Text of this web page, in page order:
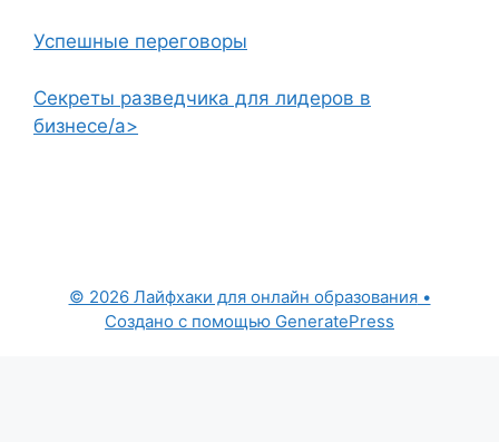
Успешные переговоры
Секреты разведчика для лидеров в
бизнесе/a>
© 2026 Лайфхаки для онлайн образования•
Создано с помощью GeneratePress